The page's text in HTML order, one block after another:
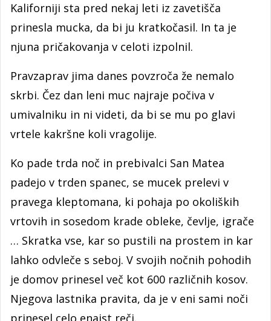
Kaliforniji sta pred nekaj leti iz zavetišča
prinesla mucka, da bi ju kratkočasil. In ta je
njuna pričakovanja v celoti izpolnil.
Pravzaprav jima danes povzroča že nemalo
skrbi. Čez dan leni muc najraje počiva v
umivalniku in ni videti, da bi se mu po glavi
vrtele kakršne koli vragolije.
Ko pade trda noč in prebivalci San Matea
padejo v trden spanec, se mucek prelevi v
pravega kleptomana, ki pohaja po okoliških
vrtovih in sosedom krade obleke, čevlje, igrače
… Skratka vse, kar so pustili na prostem in kar
lahko odvleče s seboj. V svojih nočnih pohodih
je domov prinesel več kot 600 različnih kosov.
Njegova lastnika pravita, da je v eni sami noči
prinesel celo enajst reči.